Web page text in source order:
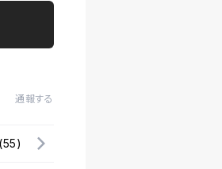
通報する
(55)